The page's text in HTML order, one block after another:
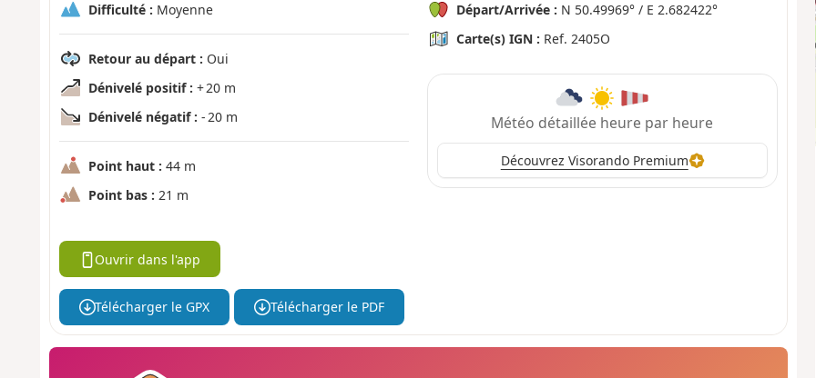
Difficulté : Moyenne
Retour au départ : Oui
Dénivelé positif : + 20 m
Dénivelé négatif : - 20 m
Point haut : 44 m
Point bas : 21 m
Départ/Arrivée : N 50.49969° / E 2.682422°
Carte(s) IGN : Ref. 2405O
Météo détaillée heure par heure
Découvrez Visorando Premium
Ouvrir dans l'app
Télécharger le GPX Télécharger le PDF